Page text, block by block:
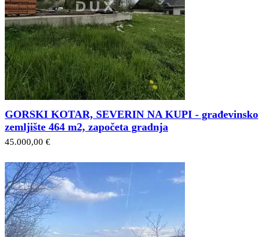
GORSKI KOTAR, SEVERIN NA KUPI - građevinsko
zemljište 464 m2, započeta gradnja
45.000,00 €